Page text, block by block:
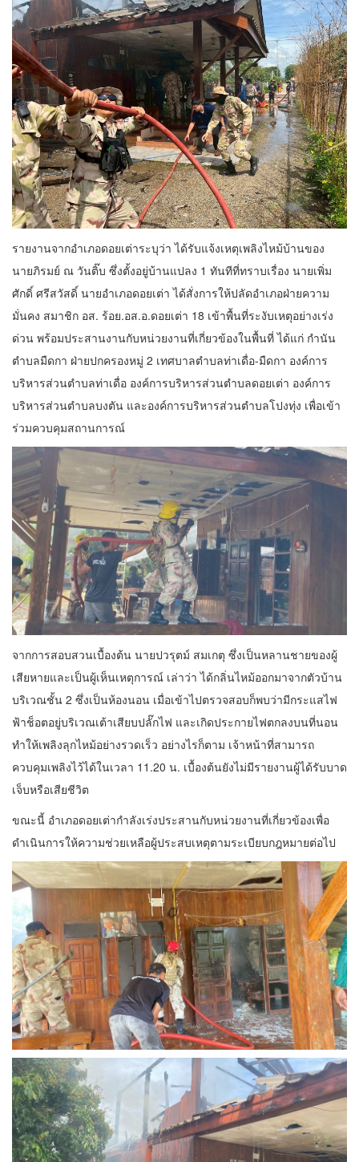
รายงานจากอำเภอดอยเต่าระบุว่า ได้รับแจ้งเหตุเพลิงไหม้บ้านของ
นายภิรมย์ ณ วันติ๊บ ซึ่งตั้งอยู่บ้านแปลง 1 ทันทีที่ทราบเรื่อง นายเพิ่ม
ศักดิ์ ศรีสวัสดิ์ นายอำเภอดอยเต่า ได้สั่งการให้ปลัดอำเภอฝ่ายความ
มั่นคง สมาชิก อส. ร้อย.อส.อ.ดอยเต่า 18 เข้าพื้นที่ระงับเหตุอย่างเร่ง
ด่วน พร้อมประสานงานกับหน่วยงานที่เกี่ยวข้องในพื้นที่ ได้แก่ กำนัน
ตำบลมืดกา ฝ่ายปกครองหมู่ 2 เทศบาลตำบลท่าเดื่อ-มืดกา องค์การ
บริหารส่วนตำบลท่าเดื่อ องค์การบริหารส่วนตำบลดอยเต่า องค์การ
บริหารส่วนตำบลบงตัน และองค์การบริหารส่วนตำบลโปงทุ่ง เพื่อเข้า
ร่วมควบคุมสถานการณ์
จากการสอบสวนเบื้องต้น นายปวรุตม์ สมเกตุ ซึ่งเป็นหลานชายของผู้
เสียหายและเป็นผู้เห็นเหตุการณ์ เล่าว่า ได้กลิ่นไหม้ออกมาจากตัวบ้าน
บริเวณชั้น 2 ซึ่งเป็นห้องนอน เมื่อเข้าไปตรวจสอบก็พบว่ามีกระแสไฟ
ฟ้าช็อตอยู่บริเวณเต้าเสียบปลั๊กไฟ และเกิดประกายไฟตกลงบนที่นอน
ทำให้เพลิงลุกไหม้อย่างรวดเร็ว อย่างไรก็ตาม เจ้าหน้าที่สามารถ
ควบคุมเพลิงไว้ได้ในเวลา 11.20 น. เบื้องต้นยังไม่มีรายงานผู้ได้รับบาด
เจ็บหรือเสียชีวิต
ขณะนี้ อำเภอดอยเต่ากำลังเร่งประสานกับหน่วยงานที่เกี่ยวข้องเพื่อ
ดำเนินการให้ความช่วยเหลือผู้ประสบเหตุตามระเบียบกฎหมายต่อไป